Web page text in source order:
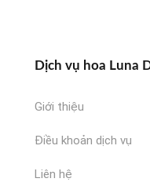
Dịch vụ hoa Luna
Giới thiệu
Điều khoản dịch vụ
Liên hệ